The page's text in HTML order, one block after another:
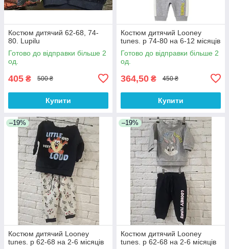
Костюм дитячий 62-68, 74-
80. Lupilu
Готово до відправки більше 2
од.
405 ₴ 500 ₴
Купити
Костюм дитячий Looney
tunes. р 74-80 на 6-12 місяців
Готово до відправки більше 2
од.
364,50 ₴ 450 ₴
Купити
–19%
Костюм дитячий Looney
tunes. р 62-68 на 2-6 місяців
–19%
Костюм дитячий Looney
tunes. р 62-68 на 2-6 місяців